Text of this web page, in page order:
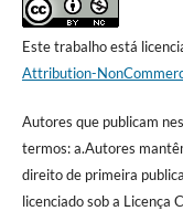
Este trabalho está
Attribution-
Autores que publicam
termos: a.Autores
direito de primeira
licenciado sob a